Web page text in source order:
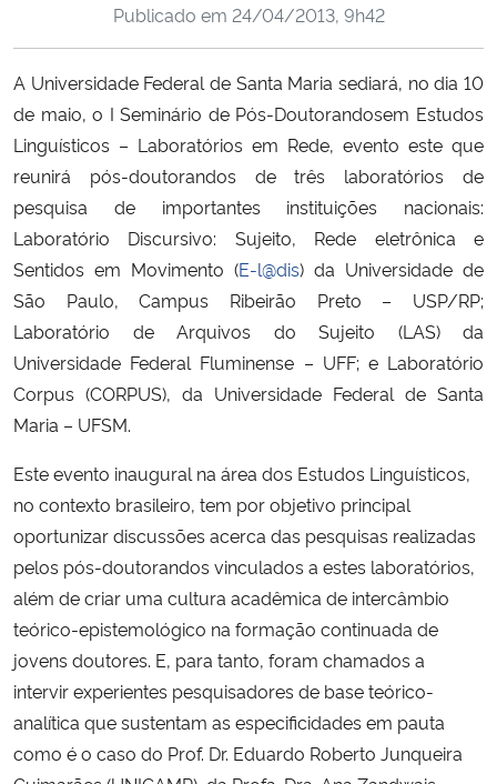
Ministério da Ciência, Tecnologia, Inovações e Comunicações
Ministério do Meio Ambiente
Ministério do Turismo
Ministério do Desenvolvimento Regional
Controladoria-Geral da União
Ministério da Mulher, da Família e dos Direitos Humanos
Secretaria-Geral
Gabinete de Segurança Institucional
Advocacia-Geral da União
Banco Central do Brasil
Planalto
Publicado em 24/04/2013, 9h42
A Universidade Federal de Santa Maria sediará, no dia 10
de maio, o I Seminário de Pós-Doutorandosem Estudos
Linguísticos – Laboratórios em Rede, evento este que
reunirá pós-doutorandos de três laboratórios de
pesquisa de importantes instituições nacionais:
Laboratório Discursivo: Sujeito, Rede eletrônica e
Sentidos em Movimento (E-l@dis) da Universidade de
São Paulo, Campus Ribeirão Preto – USP/RP;
Laboratório de Arquivos do Sujeito (LAS) da
Universidade Federal Fluminense – UFF; e Laboratório
Corpus (CORPUS), da Universidade Federal de Santa
Maria – UFSM.
Este evento inaugural na área dos Estudos Linguísticos,
no contexto brasileiro, tem por objetivo principal
oportunizar discussões acerca das pesquisas realizadas
pelos pós-doutorandos vinculados a estes laboratórios,
além de criar uma cultura acadêmica de intercâmbio
teórico-epistemológico na formação continuada de
jovens doutores. E, para tanto, foram chamados a
intervir experientes pesquisadores de base teórico-
analítica que sustentam as especificidades em pauta
como é o caso do Prof. Dr. Eduardo Roberto Junqueira